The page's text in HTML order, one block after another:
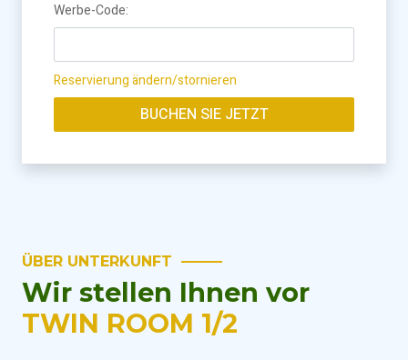
Werbe-Code:
Reservierung ändern/stornieren
BUCHEN SIE JETZT
ÜBER UNTERKUNFT
Wir stellen Ihnen vor
TWIN ROOM 1/2